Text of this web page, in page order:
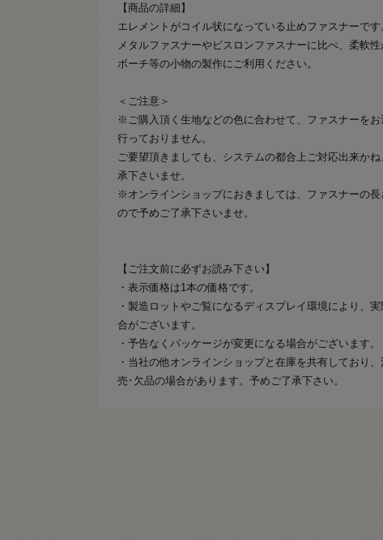
【商品の詳細】
エレメントがコイル状になっている止めファスナーです
メタルファスナーやビスロンファスナーに比べ、柔軟性
ボーチ等の小物の製作にご利用ください。
＜ご注意＞
※ご購入頂く生地などの色に合わせて、ファスナーを
行っておりません。
ご要望頂きましても、システムの都合上ご対応出来か
承下さいませ。
※オンラインショップにおきましては、ファスナーの
ので予めご了承下さいませ。
【ご注文前に必ずお読み下さい】
・表示価格は1本の価格です。
・製造ロットやご覧になるディスプレイ環境により、
合がございます。
・予告なくパッケージが変更になる場合がございます。
・当社の他オンラインショップと在庫を共有しており
売･欠品の場合があります。予めご了承下さい。